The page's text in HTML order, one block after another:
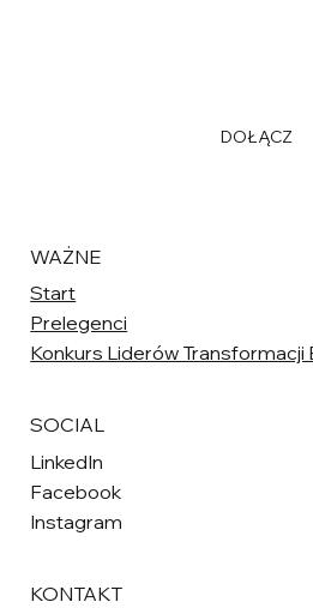
DOŁĄCZ
WAŻNE
Start
Prelegenci
Konkurs Liderów Transformacji
SOCIAL
LinkedIn
Facebook
Instagram
KONTAKT